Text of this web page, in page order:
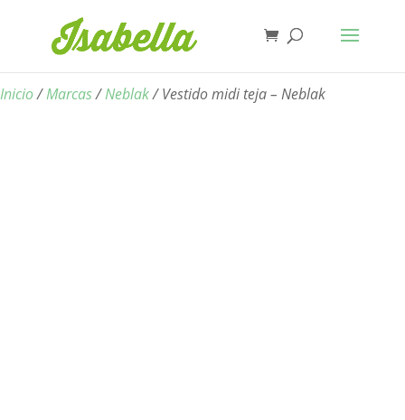
Inicio/Marcas/Neblak/ Vestido midi teja – Neblak